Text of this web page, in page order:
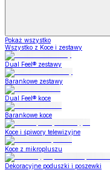
Pokaż wszystko
Wszystko z Koce i zestawy
Dual Feel® zestawy
Barankowe zestawy
Dual Feel® koce
Barankowe koce
Koce i śpiwory telewizyjne
Koce z mikropluszu
Dekoracyjne poduszki i poszewki